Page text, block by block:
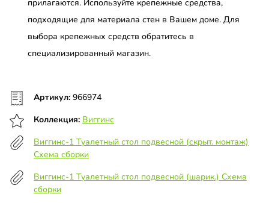
прилагаются. Используйте крепежные средства,
подходящие для материала стен в Вашем доме. Для
выбора крепежных средств обратитесь в
специализированный магазин.
Артикул: 966974
Коллекция: Виггинс
Виггинс-1 Туалетный стол подвесной (скрыт. монтаж)
Схема сборки
Виггинс-1 Туалетный стол подвесной (шарик.) Схема
сборки